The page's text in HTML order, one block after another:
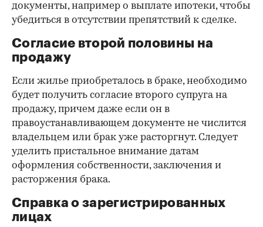
документы, например о выплате ипотеки, чтобы
убедиться в отсутствии препятствий к сделке.
Согласие второй половины на
продажу
Если жилье приобреталось в браке, необходимо
будет получить согласие второго супруга на
продажу, причем даже если он в
правоустанавливающем документе не числится
владельцем или брак уже расторгнут. Следует
уделить пристальное внимание датам
оформления собственности, заключения и
расторжения брака.
Справка о зарегистрированных
лицах